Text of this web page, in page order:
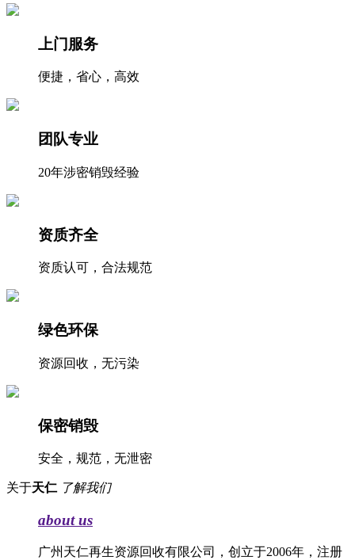
上门服务
便捷，省心，高效
团队专业
20年涉密销毁经验
资质齐全
资质认可，合法规范
绿色环保
资源回收，无污染
保密销毁
安全，规范，无泄密
关于天仁 了解我们
about us
广州天仁再生资源回收有限公司，创立于2006年，注册